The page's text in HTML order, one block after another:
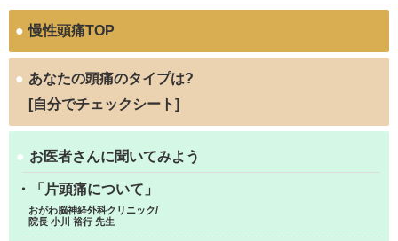
● 慢性頭痛TOP
● あなたの頭痛のタイプは?
[自分でチェックシート]
● お医者さんに聞いてみよう
・「片頭痛について」
おがわ脳神経外科クリニック/
院長 小川 裕行 先生